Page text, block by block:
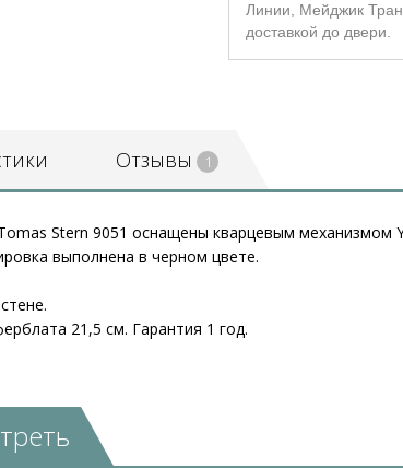
Линии, Мейджик
доставкой до двери.
Отзывы 1
Stern 9051 оснащены кварцевым механизмом
выполнена в черном цвете.
21,5 см. Гарантия 1 год.